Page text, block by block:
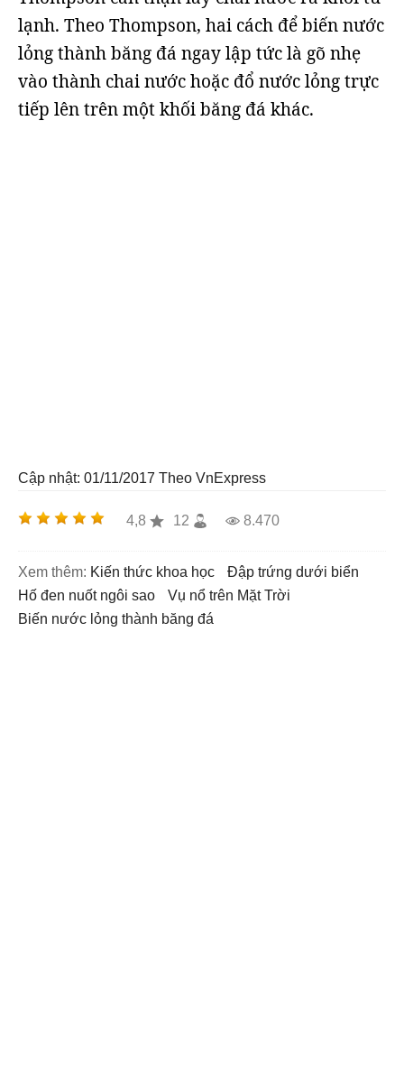
lạnh. Theo Thompson, hai cách để biến nước
lỏng thành băng đá ngay lập tức là gõ nhẹ
vào thành chai nước hoặc đổ nước lỏng trực
tiếp lên trên một khối băng đá khác.
Cập nhật: 01/11/2017 Theo VnExpress
4,8 12 8.470
Xem thêm: kiến thức khoa học
đập trứng dưới biển
hố đen nuốt ngôi sao
vụ nổ trên Mặt Trời
Biến nước lỏng thành băng đá